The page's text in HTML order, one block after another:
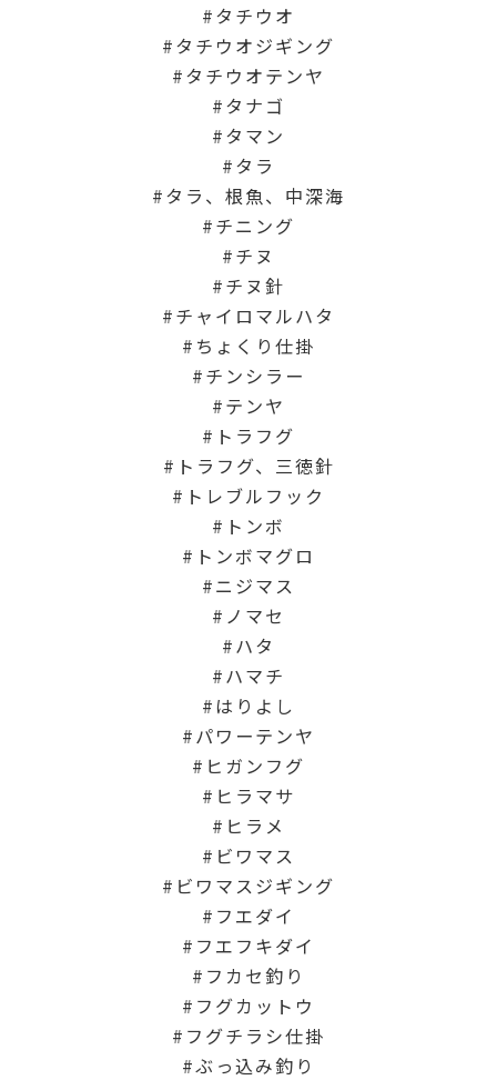
タチウオ
タチウオジギング
タチウオテンヤ
タナゴ
タマン
タラ
タラ、根魚、中深海
チニング
チヌ
チヌ針
チャイロマルハタ
ちょくり仕掛
チンシラー
テンヤ
トラフグ
トラフグ、三徳針
トレブルフック
トンボ
トンボマグロ
ニジマス
ノマセ
ハタ
ハマチ
はりよし
パワーテンヤ
ヒガンフグ
ヒラマサ
ヒラメ
ビワマス
ビワマスジギング
フエダイ
フエフキダイ
フカセ釣り
フグカットウ
フグチラシ仕掛
ぶっ込み釣り